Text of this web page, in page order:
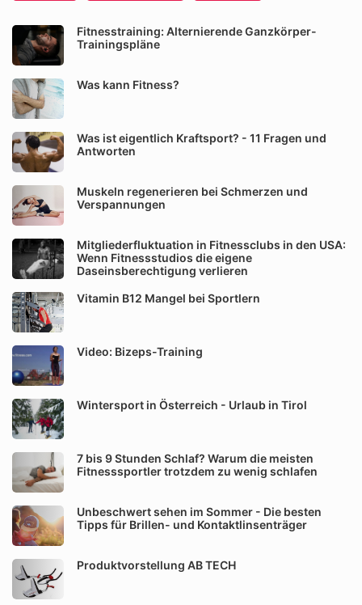
Fitnesstraining: Alternierende Ganzkörper-
Trainingspläne
Was kann Fitness?
Was ist eigentlich Kraftsport? - 11 Fragen und
Antworten
Muskeln regenerieren bei Schmerzen und
Verspannungen
Mitgliederfluktuation in Fitnessclubs in den USA:
Wenn Fitnessstudios die eigene
Daseinsberechtigung verlieren
Vitamin B12 Mangel bei Sportlern
Video: Bizeps-Training
Wintersport in Österreich - Urlaub in Tirol
7 bis 9 Stunden Schlaf? Warum die meisten
Fitnesssportler trotzdem zu wenig schlafen
Unbeschwert sehen im Sommer - Die besten
Tipps für Brillen- und Kontaktlinsenträger
Produktvorstellung AB TECH